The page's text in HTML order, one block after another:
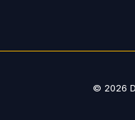
© 2026